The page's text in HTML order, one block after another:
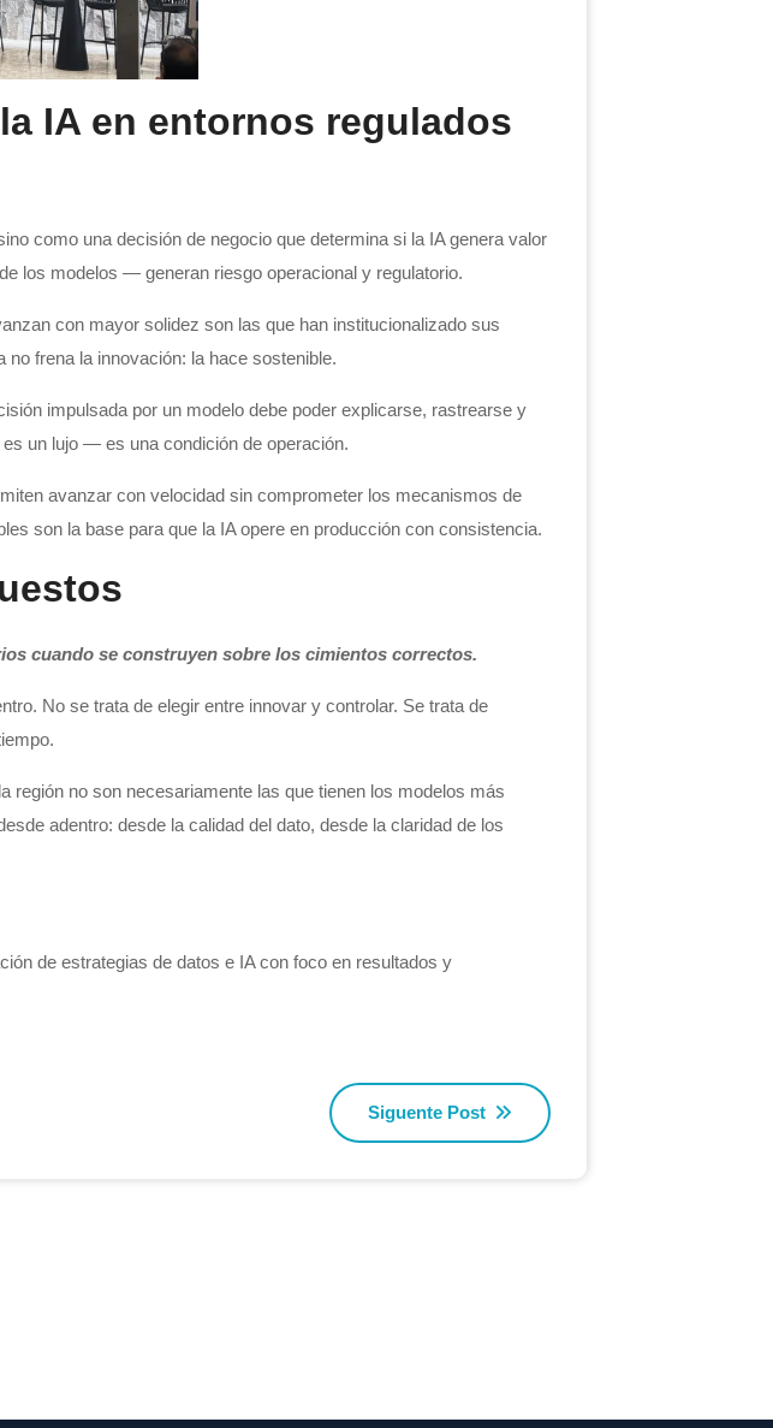
IA en entornos regulados
como una decisión de negocio que determina si la IA genera valor
los modelos — generan riesgo operacional y regulatorio.
con mayor solidez son las que han institucionalizado sus
frena la innovación: la hace sostenible.
impulsada por un modelo debe poder explicarse, rastrearse y
un lujo — es una condición de operación.
avanzar con velocidad sin comprometer los mecanismos de
son la base para que la IA opere en producción con consistencia.
cuando se construyen sobre los cimientos correctos.
No se trata de elegir entre innovar y controlar. Se trata de
región no son necesariamente las que tienen los modelos más
adentro: desde la calidad del dato, desde la claridad de los
de estrategias de datos e IA con foco en resultados y
Siguente Post